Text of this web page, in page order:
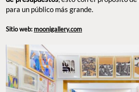
para un público más grande.
Sitio web: moonigallery.com